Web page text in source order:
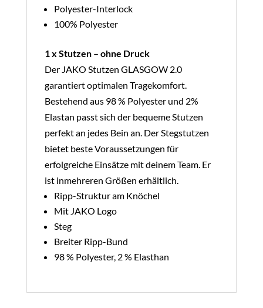
Polyester-Interlock
100% Polyester
1 x Stutzen – ohne Druck
Der JAKO Stutzen GLASGOW 2.0
garantiert optimalen Tragekomfort.
Bestehend aus 98 % Polyester und 2%
Elastan passt sich der bequeme Stutzen
perfekt an jedes Bein an. Der Stegstutzen
bietet beste Voraussetzungen für
erfolgreiche Einsätze mit deinem Team. Er
ist inmehreren Größen erhältlich.
Ripp-Struktur am Knöchel
Mit JAKO Logo
Steg
Breiter Ripp-Bund
98 % Polyester, 2 % Elasthan